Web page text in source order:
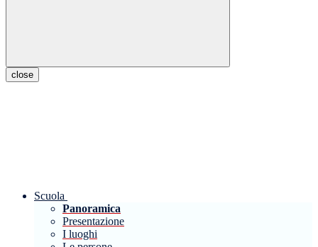
close
Scuola
Panoramica
Presentazione
I luoghi